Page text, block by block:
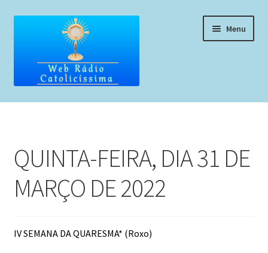
conteúdo
Menu
Home
Liturgia Diária
Horários de missas
Pedidos de oração, testemunho ou música
QUINTA-FEIRA, DIA 31 DE
MARÇO DE 2022
IV SEMANA DA QUARESMA* (Roxo)